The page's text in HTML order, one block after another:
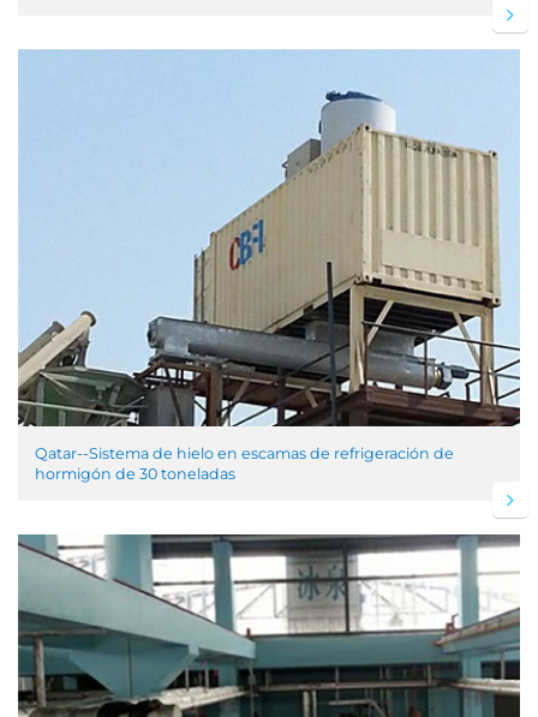
Qatar--Sistema de hielo en escamas de refrigeración de
hormigón de 30 toneladas